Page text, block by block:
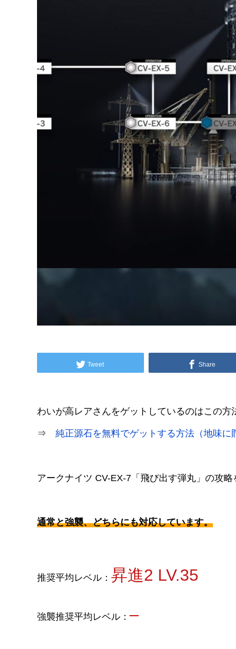
Tweet Share
わいが高レアさんをゲットしているのはこの方
⇒ 純正源石を無料でゲットする方法（地味に
アークナイツ CV-EX-7「飛び出す弾丸」の攻略
通常と強襲、どちらにも対応しています。
推奨平均レベル： 昇進2 LV.35
強襲推奨平均レベル： –